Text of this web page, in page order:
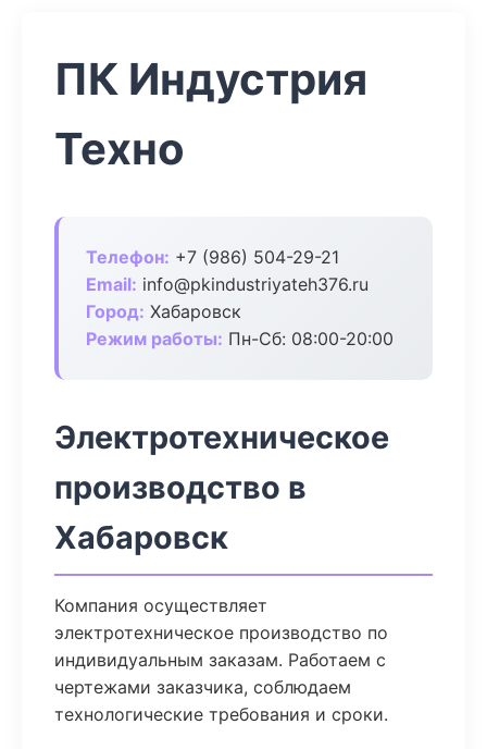
ПК Индустрия
Техно
Телефон: +7 (986) 504-29-21
Email: info@pkindustriyateh376.ru
Город: Хабаровск
Режим работы: Пн-Сб: 08:00-20:00
Электротехническое
производство в
Хабаровск
Компания осуществляет
электротехническое производство по
индивидуальным заказам. Работаем с
чертежами заказчика, соблюдаем
технологические требования и сроки.